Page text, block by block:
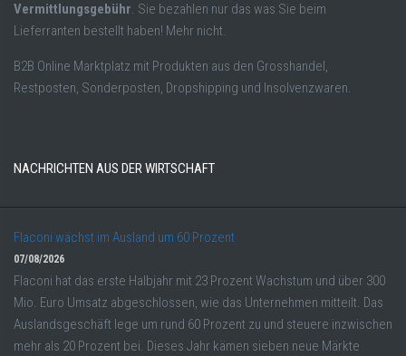
Vermittlungsgebühr. Sie bezahlen nur das was Sie beim
Lieferranten bestellt haben! Mehr nicht.
B2B Online Marktplatz mit Produkten aus den Grosshandel,
Restposten, Sonderposten, Dropshipping und Insolvenzwaren.
NACHRICHTEN AUS DER WIRTSCHAFT
Flaconi wächst im Ausland um 60 Prozent
07/08/2026
Flaconi hat das erste Halbjahr mit 23 Prozent Wachstum und über 300
Mio. Euro Umsatz abgeschlossen, wie das Unternehmen mitteilt. Das
Auslandsgeschäft lege um rund 60 Prozent zu und steuere inzwischen
mehr als 20 Prozent bei. Dieses Jahr kämen sieben neue Märkte